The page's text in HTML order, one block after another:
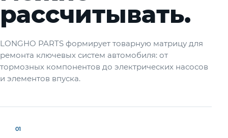
рассчитывать.
LONGHO PARTS формирует товарную матрицу для
ремонта ключевых систем автомобиля: от
тормозных компонентов до электрических насосов
и элементов впуска.
01